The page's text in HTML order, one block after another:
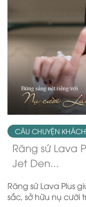
CÂU CHUYỆN
Răng sứ Lava
Jet Den...
Răng sứ Lava Plus
sắc, sở hữu nụ cười